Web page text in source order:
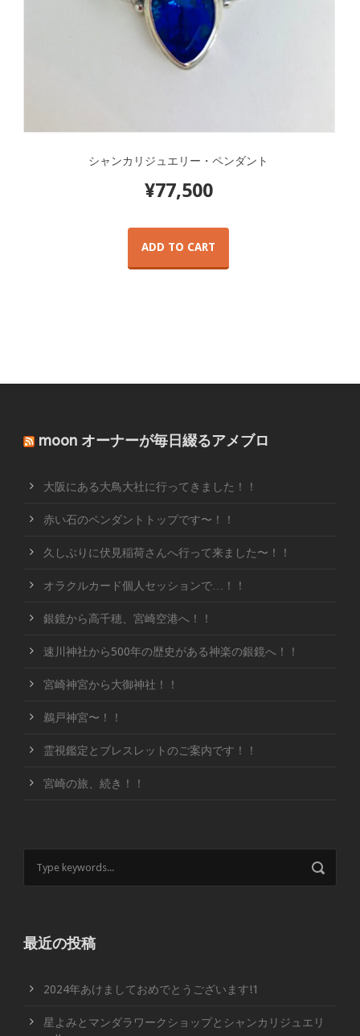
シャンカリジュエリー・ペンダント
¥77,500
ADD TO CART
moon オーナーが毎日綴るアメブロ
大阪にある大鳥大社に行ってきました！！
赤い石のペンダントトップです〜！！
久しぶりに伏見稲荷さんへ行って来ました〜！！
オラクルカード個人セッションで…！！
銀鏡から高千穂、宮崎空港へ！！
速川神社から500年の歴史がある神楽の銀鏡へ！！
宮崎神宮から大御神社！！
鵜戸神宮〜！！
霊視鑑定とブレスレットのご案内です！！
宮崎の旅、続き！！
最近の投稿
2024年あけましておめでとうございます!1
星よみとマンダラワークショップとシャンカリジュエリ